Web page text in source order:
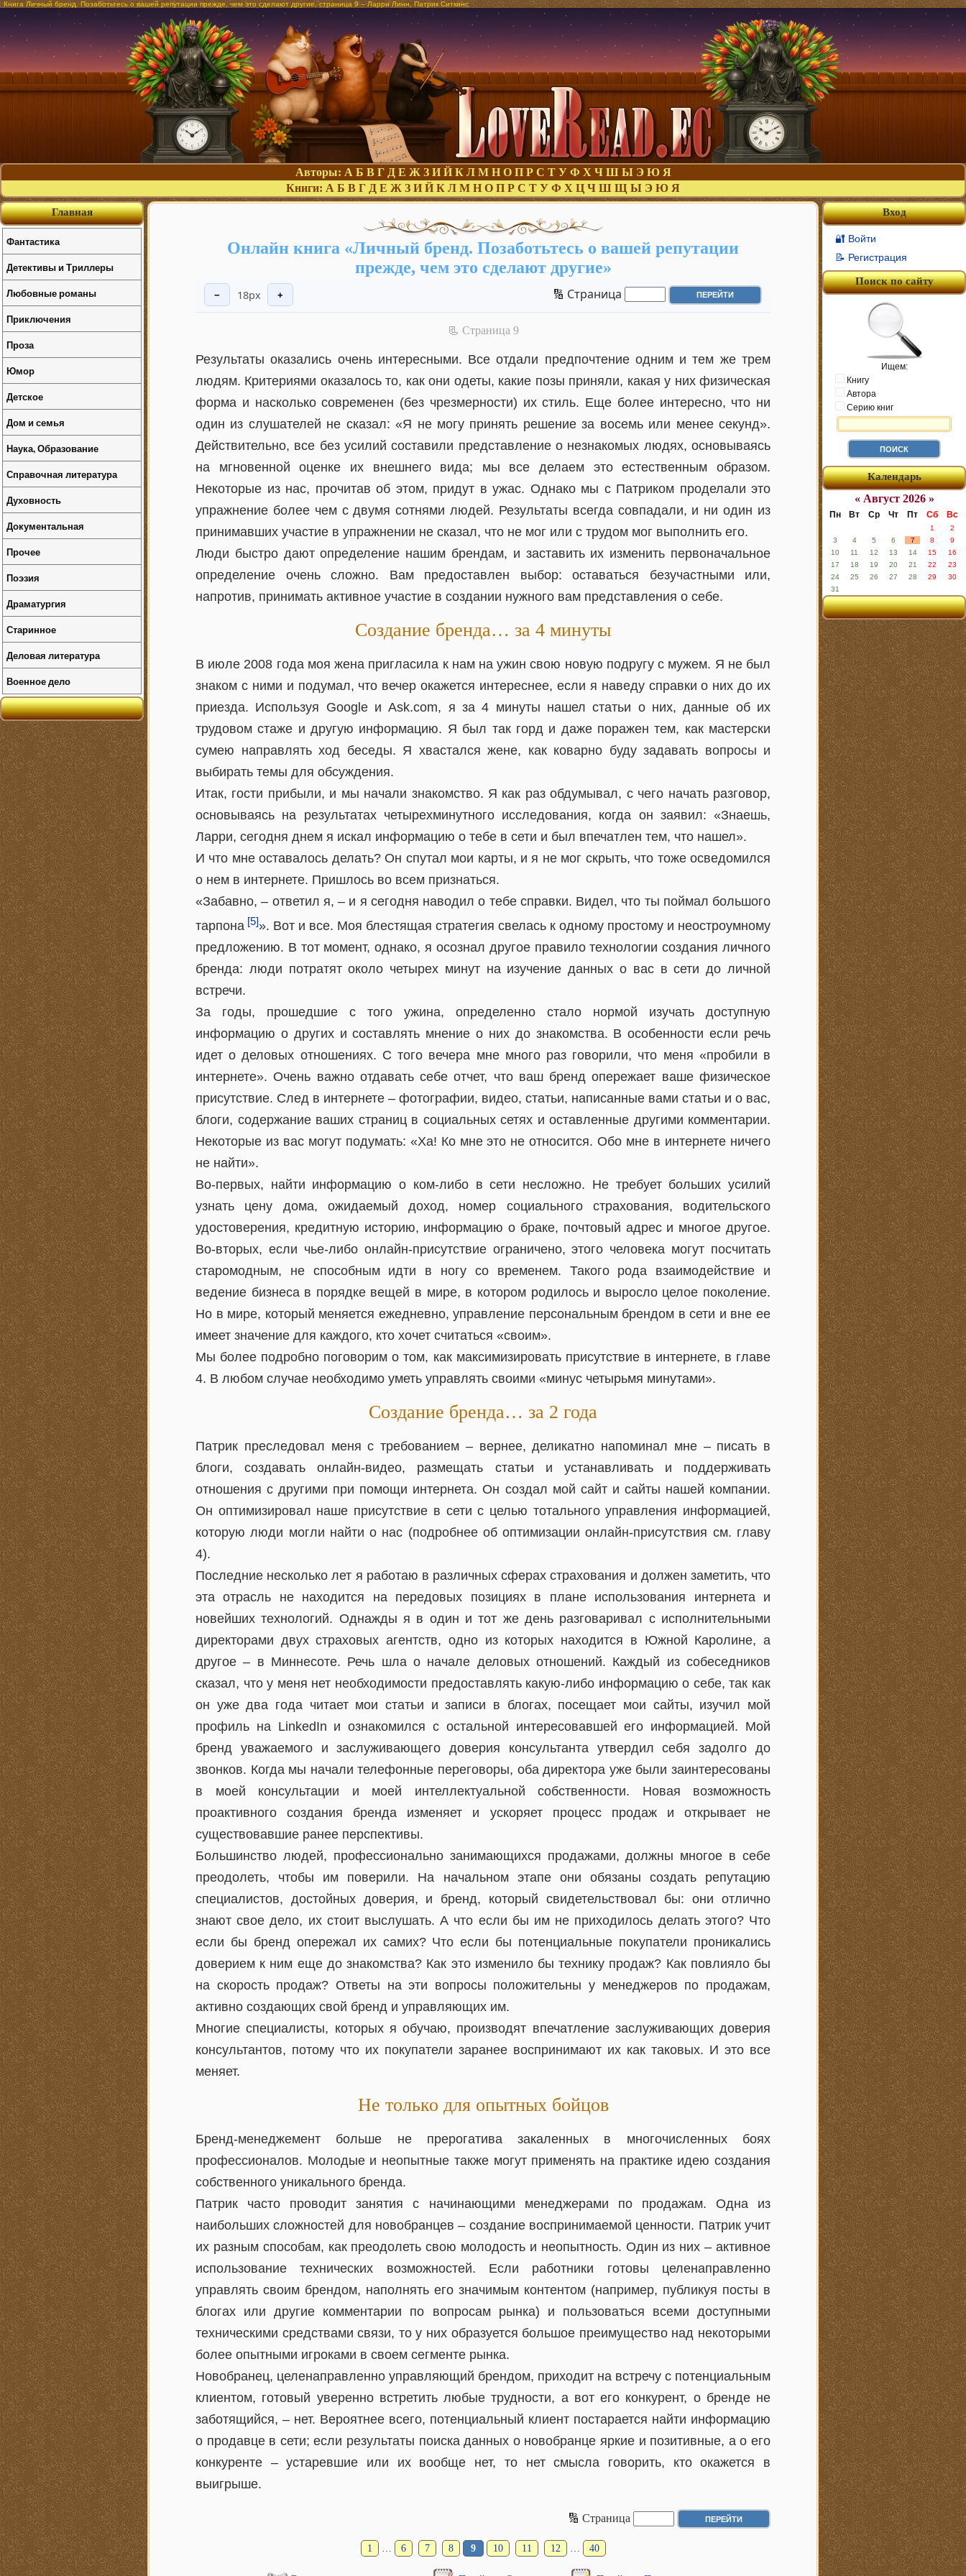
Книга Личный бренд. Позаботьтесь о вашей репутации прежде, чем это сделают другие, страница 9 – Ларри Линн, Патрик Ситкинс
Авторы: А Б В Г Д Е Ж З И Й К Л М Н О П Р С Т У Ф Х Ч Ш Ы Э Ю Я
Книги: А Б В Г Д Е Ж З И Й К Л М Н О П Р С Т У Ф Х Ц Ч Ш Щ Ы Э Ю Я
Онлайн книга «Личный бренд. Позаботьтесь о вашей репутации
прежде, чем это сделают другие»
− 18px + 🔢 Страница
📃 Cтраница 9
Результаты оказались очень интересными. Все отдали предпочтение одним и тем же трем
людям. Критериями оказалось то, как они одеты, какие позы приняли, какая у них физическая
форма и насколько современен (без чрезмерности) их стиль. Еще более интересно, что ни
один из слушателей не сказал: «Я не могу принять решение за восемь или менее секунд».
Действительно, все без усилий составили представление о незнакомых людях, основываясь
на мгновенной оценке их внешнего вида; мы все делаем это естественным образом.
Некоторые из нас, прочитав об этом, придут в ужас. Однако мы с Патриком проделали это
упражнение более чем с двумя сотнями людей. Результаты всегда совпадали, и ни один из
принимавших участие в упражнении не сказал, что не мог или с трудом мог выполнить его.
Люди быстро дают определение нашим брендам, и заставить их изменить первоначальное
определение очень сложно. Вам предоставлен выбор: оставаться безучастными или,
напротив, принимать активное участие в создании нужного вам представления о себе.
Создание бренда… за 4 минуты
В июле 2008 года моя жена пригласила к нам на ужин свою новую подругу с мужем. Я не был
знаком с ними и подумал, что вечер окажется интереснее, если я наведу справки о них до их
приезда. Используя Google и Ask.com, я за 4 минуты нашел статьи о них, данные об их
трудовом стаже и другую информацию. Я был так горд и даже поражен тем, как мастерски
сумею направлять ход беседы. Я хвастался жене, как коварно буду задавать вопросы и
выбирать темы для обсуждения.
Итак, гости прибыли, и мы начали знакомство. Я как раз обдумывал, с чего начать разговор,
основываясь на результатах четырехминутного исследования, когда он заявил: «Знаешь,
Ларри, сегодня днем я искал информацию о тебе в сети и был впечатлен тем, что нашел».
И что мне оставалось делать? Он спутал мои карты, и я не мог скрыть, что тоже осведомился
о нем в интернете. Пришлось во всем признаться.
«Забавно, – ответил я, – и я сегодня наводил о тебе справки. Видел, что ты поймал большого
тарпона [5]». Вот и все. Моя блестящая стратегия свелась к одному простому и неостроумному
предложению. В тот момент, однако, я осознал другое правило технологии создания личного
бренда: люди потратят около четырех минут на изучение данных о вас в сети до личной
встречи.
За годы, прошедшие с того ужина, определенно стало нормой изучать доступную
информацию о других и составлять мнение о них до знакомства. В особенности если речь
идет о деловых отношениях. С того вечера мне много раз говорили, что меня «пробили в
интернете». Очень важно отдавать себе отчет, что ваш бренд опережает ваше физическое
присутствие. След в интернете – фотографии, видео, статьи, написанные вами статьи и о вас,
блоги, содержание ваших страниц в социальных сетях и оставленные другими комментарии.
Некоторые из вас могут подумать: «Ха! Ко мне это не относится. Обо мне в интернете ничего
не найти».
Во-первых, найти информацию о ком-либо в сети несложно. Не требует больших усилий
узнать цену дома, ожидаемый доход, номер социального страхования, водительского
удостоверения, кредитную историю, информацию о браке, почтовый адрес и многое другое.
Во-вторых, если чье-либо онлайн-присутствие ограничено, этого человека могут посчитать
старомодным, не способным идти в ногу со временем. Такого рода взаимодействие и
ведение бизнеса в порядке вещей в мире, в котором родилось и выросло целое поколение.
Но в мире, который меняется ежедневно, управление персональным брендом в сети и вне ее
имеет значение для каждого, кто хочет считаться «своим».
Мы более подробно поговорим о том, как максимизировать присутствие в интернете, в главе
4. В любом случае необходимо уметь управлять своими «минус четырьмя минутами».
Создание бренда… за 2 года
Патрик преследовал меня с требованием – вернее, деликатно напоминал мне – писать в
блоги, создавать онлайн-видео, размещать статьи и устанавливать и поддерживать
отношения с другими при помощи интернета. Он создал мой сайт и сайты нашей компании.
Он оптимизировал наше присутствие в сети с целью тотального управления информацией,
которую люди могли найти о нас (подробнее об оптимизации онлайн-присутствия см. главу
4).
Последние несколько лет я работаю в различных сферах страхования и должен заметить, что
эта отрасль не находится на передовых позициях в плане использования интернета и
новейших технологий. Однажды я в один и тот же день разговаривал с исполнительными
директорами двух страховых агентств, одно из которых находится в Южной Каролине, а
другое – в Миннесоте. Речь шла о начале деловых отношений. Каждый из собеседников
сказал, что у меня нет необходимости предоставлять какую-либо информацию о себе, так как
он уже два года читает мои статьи и записи в блогах, посещает мои сайты, изучил мой
профиль на LinkedIn и ознакомился с остальной интересовавшей его информацией. Мой
бренд уважаемого и заслуживающего доверия консультанта утвердил себя задолго до
звонков. Когда мы начали телефонные переговоры, оба директора уже были заинтересованы
в моей консультации и моей интеллектуальной собственности. Новая возможность
проактивного создания бренда изменяет и ускоряет процесс продаж и открывает не
существовавшие ранее перспективы.
Большинство людей, профессионально занимающихся продажами, должны многое в себе
преодолеть, чтобы им поверили. На начальном этапе они обязаны создать репутацию
специалистов, достойных доверия, и бренд, который свидетельствовал бы: они отлично
знают свое дело, их стоит выслушать. А что если бы им не приходилось делать этого? Что
если бы бренд опережал их самих? Что если бы потенциальные покупатели проникались
доверием к ним еще до знакомства? Как это изменило бы технику продаж? Как повлияло бы
на скорость продаж? Ответы на эти вопросы положительны у менеджеров по продажам,
активно создающих свой бренд и управляющих им.
Многие специалисты, которых я обучаю, производят впечатление заслуживающих доверия
консультантов, потому что их покупатели заранее воспринимают их как таковых. И это все
меняет.
Не только для опытных бойцов
Бренд-менеджемент больше не прерогатива закаленных в многочисленных боях
профессионалов. Молодые и неопытные также могут применять на практике идею создания
собственного уникального бренда.
Патрик часто проводит занятия с начинающими менеджерами по продажам. Одна из
наибольших сложностей для новобранцев – создание воспринимаемой ценности. Патрик учит
их разным способам, как преодолеть свою молодость и неопытность. Один из них – активное
использование технических возможностей. Если работники готовы целенаправленно
управлять своим брендом, наполнять его значимым контентом (например, публикуя посты в
блогах или другие комментарии по вопросам рынка) и пользоваться всеми доступными
техническими средствами связи, то у них образуется большое преимущество над некоторыми
более опытными игроками в своем сегменте рынка.
Новобранец, целенаправленно управляющий брендом, приходит на встречу с потенциальным
клиентом, готовый уверенно встретить любые трудности, а вот его конкурент, о бренде не
заботящийся, – нет. Вероятнее всего, потенциальный клиент постарается найти информацию
о продавце в сети; если результаты поиска данных о новобранце яркие и позитивные, а о его
конкуренте – устаревшие или их вообще нет, то нет смысла говорить, кто окажется в
выигрыше.
🔢 Страница
1 … 6 7 8 9 10 11 12 … 40
Вход
🔐 Войти
📝 Регистрация
Поиск по сайту
Ищем:
Книгу
Автора
Серию книг
Календарь
« Август 2026 »
Пн Вт Ср Чт Пт Сб Вс
1
2
3
4 5 6 7 8
9
10
11 12 13 14 15
16
17
18 19 20 21 22
23
24
25 26 27 28 29
30
31
Главная
Фантастика
Детективы и Триллеры
Любовные романы
Приключения
Проза
Юмор
Детское
Дом и семья
Наука, Образование
Справочная литература
Духовность
Документальная
Прочее
Поэзия
Драматургия
Старинное
Деловая литература
Военное дело